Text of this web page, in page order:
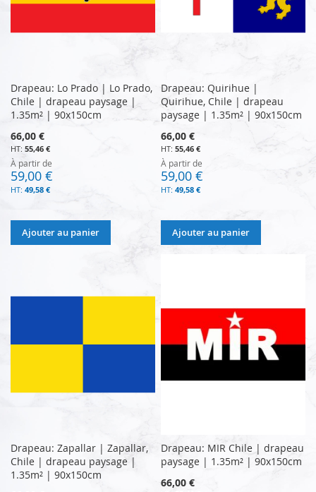
Drapeau: Lo Prado | Lo Prado,
Chile | drapeau paysage |
1.35m² | 90x150cm
66,00 €
55,46 €
À partir de
59,00 €
49,58 €
Ajouter au panier
Drapeau: Quirihue |
Quirihue, Chile | drapeau
paysage | 1.35m² | 90x150cm
66,00 €
55,46 €
À partir de
59,00 €
49,58 €
Ajouter au panier
Drapeau: Zapallar | Zapallar,
Chile | drapeau paysage |
1.35m² | 90x150cm
Drapeau: MIR Chile | drapeau
paysage | 1.35m² | 90x150cm
66,00 €